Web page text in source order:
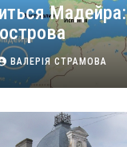
Мадейра:
ВАЛЕРІЯ СТРАМОВА